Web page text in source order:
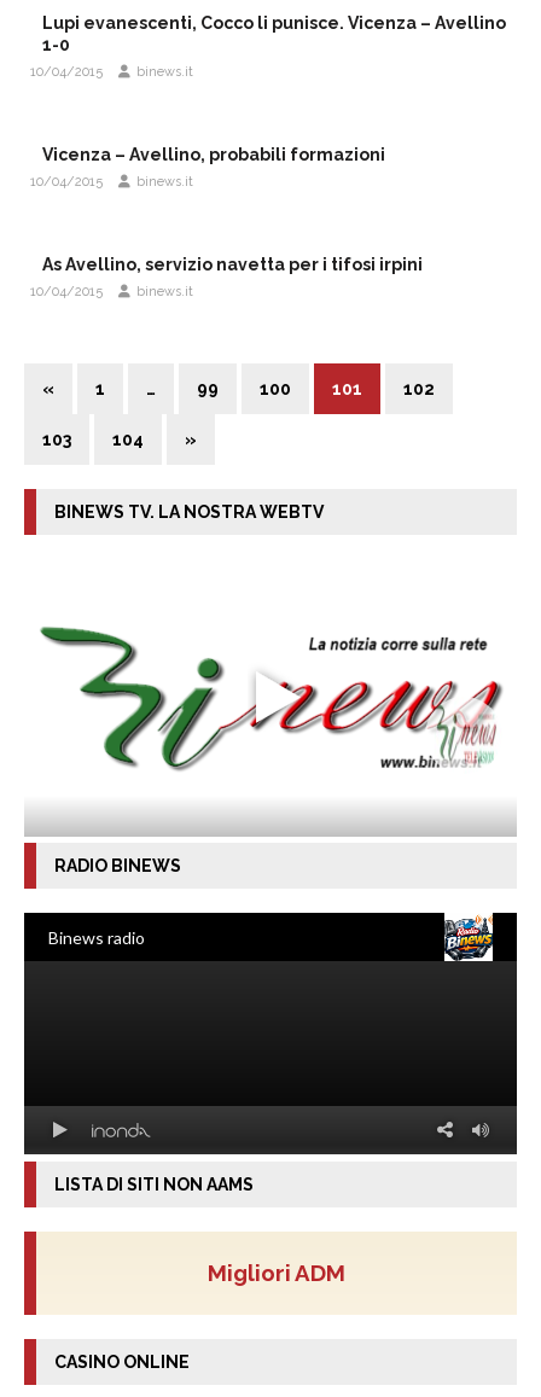
Lupi evanescenti, Cocco li punisce. Vicenza – Avellino
1-0
10/04/2015 binews.it
Vicenza – Avellino, probabili formazioni
10/04/2015 binews.it
As Avellino, servizio navetta per i tifosi irpini
10/04/2015 binews.it
« 1 … 99 100 101 102
103 104 »
BINEWS TV. LA NOSTRA WEBTV
RADIO BINEWS
LISTA DI SITI NON AAMS
Migliori ADM
CASINO ONLINE